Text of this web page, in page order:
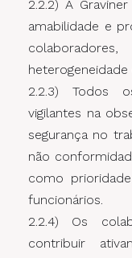
2.2.2) A
amabilidade e
heterogeneidade
2.2.3) Todos
vigilantes na
segurança no
não
como
funcionários.
2.2.4) Os
contribuir